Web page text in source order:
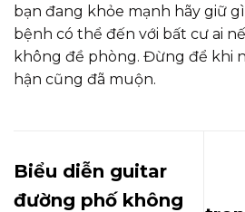
bạn đang khỏe mạnh hãy giữ
bệnh có thể đến với bất cư ai
không đề phòng. Đừng để khi
hận cũng đã muộn.
Biểu diễn guitar
đường phố không